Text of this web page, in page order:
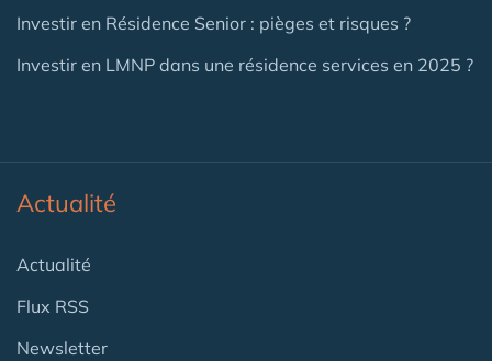
Investir en Résidence Senior : pièges et risques ?
Investir en LMNP dans une résidence services en 2025 ?
Actualité
Actualité
Flux RSS
Newsletter